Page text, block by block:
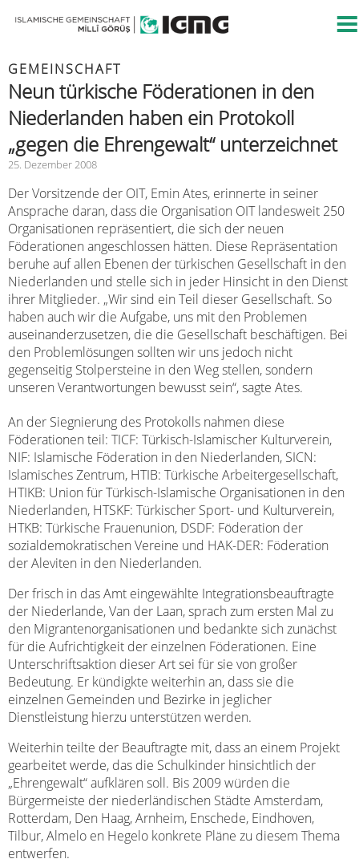
GEMEINSCHAFT
Neun türkische Föderationen in den
Niederlanden haben ein Protokoll
„gegen die Ehrengewalt“ unterzeichnet
25. Dezember 2008
Der Vorsitzende der OIT, Emin Ates, erinnerte in seiner
Ansprache daran, dass die Organisation OIT landesweit 250
Organisationen repräsentiert, die sich der neuen
Föderationen angeschlossen hätten. Diese Repräsentation
beruhe auf allen Ebenen der türkischen Gesellschaft in den
Niederlanden und stelle sich in jeder Hinsicht in den Dienst
ihrer Mitglieder. „Wir sind ein Teil dieser Gesellschaft. So
haben auch wir die Aufgabe, uns mit den Problemen
auseinanderzusetzen, die die Gesellschaft beschäftigen. Bei
den Problemlösungen sollten wir uns jedoch nicht
gegenseitig Stolpersteine in den Weg stellen, sondern
unseren Verantwortungen bewusst sein“, sagte Ates.
An der Siegnierung des Protokolls nahmen diese
Föderationen teil: TICF: Türkisch-Islamischer Kulturverein,
NIF: Islamische Föderation in den Niederlanden, SICN:
Islamisches Zentrum, HTIB: Türkische Arbeitergesellschaft,
HTIKB: Union für Türkisch-Islamische Organisationen in den
Niederlanden, HTSKF: Türkischer Sport- und Kulturverein,
HTKB: Türkische Frauenunion, DSDF: Föderation der
sozialdemokratischen Vereine und HAK-DER: Föderation
der Aleviten in den Niederlanden.
Der frisch in das Amt eingewählte Integrationsbeauftragte
der Niederlande, Van der Laan, sprach zum ersten Mal zu
den Migrantenorganisationen und bedankte sich zunächst
für die Aufrichtigkeit der einzelnen Föderationen. Eine
Unterschriftsaktion dieser Art sei für sie von großer
Bedeutung. Er kündigkte weiterhin an, dass sie die
einzelnen Gemeinden und Bezirke in jeglicher
Dienstleistung hierzu unterstützen werden.
Weiterhin teilte der Beauftragte mit, dass an einem Projekt
gearbeitet werde, das die Schulkinder hinsichtlich der
„Ehrengewalt“ aufklären soll. Bis 2009 würden die
Bürgermeiste der niederländischen Städte Amsterdam,
Rotterdam, Den Haag, Arnheim, Enschede, Eindhoven,
Tilbur, Almelo en Hegelo konkrete Pläne zu diesem Thema
entwerfen.